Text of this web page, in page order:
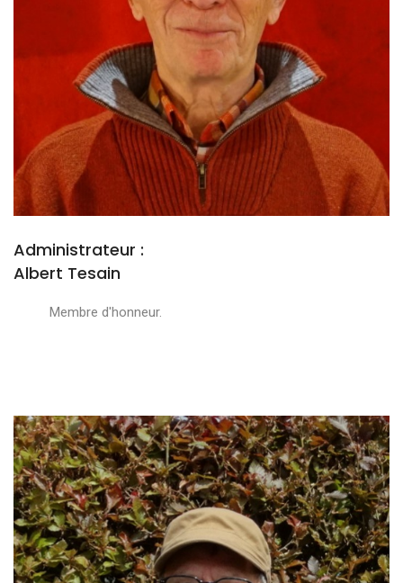
Administrateur :
Albert Tesain
Membre d'honneur.